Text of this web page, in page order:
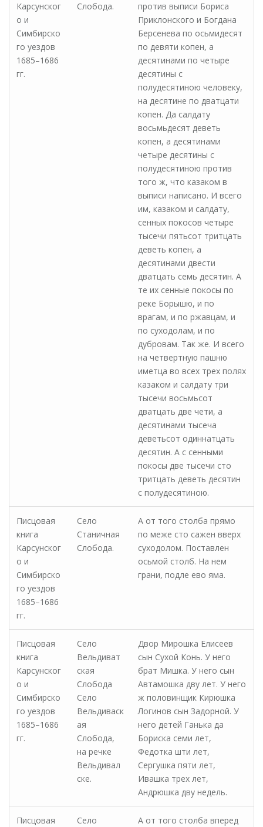
Карсунског
о и
Симбирско
го уездов
1685–1686
гг.
Слобода.
против выписи Бориса
Приклонского и Богдана
Берсенева по осьмидесят
по девяти копен, а
десятинами по четыре
десятины с
полудесятиною человеку,
на десятине по дватцати
копен. Да салдату
восьмьдесят деветь
копен, а десятинами
четыре десятины с
полудесятиною против
того ж, что казаком в
выписи написано. И всего
им, казаком и салдату,
сенных покосов четыре
тысечи пятьсот тритцать
деветь копен, а
десятинами двести
дватцать семь десятин. А
те их сенные покосы по
реке Борышю, и по
врагам, и по ржавцам, и
по суходолам, и по
дубровам. Так же. И всего
на четвертную пашню
иметца во всех трех полях
казаком и салдату три
тысечи восьмьсот
дватцать две чети, а
десятинами тысеча
деветьсот одиннатцать
десятин. А с сенными
покосы две тысечи сто
тритцать деветь десятин
с полудесятиною.
Писцовая
книга
Карсунског
о и
Симбирско
го уездов
1685–1686
гг.
Село
Станичная
Слобода.
А от того столба прямо
по меже сто сажен вверх
суходолом. Поставлен
осьмой столб. На нем
грани, подле ево яма.
Писцовая
книга
Карсунског
о и
Симбирско
го уездов
1685–1686
гг.
Село
Вельдиват
ская
Слобода
Село
Вельдиваск
ая
Слобода,
на речке
Вельдивал
ске.
Двор Мирошка Елисеев
сын Сухой Конь. У него
брат Мишка. У него сын
Автамошка дву лет. У него
ж половинщик Кирюшка
Логинов сын Задорной. У
него детей Ганька да
Бориска семи лет,
Федотка шти лет,
Сергушка пяти лет,
Ивашка трех лет,
Андрюшка дву недель.
Писцовая
Село
А от того столба вперед